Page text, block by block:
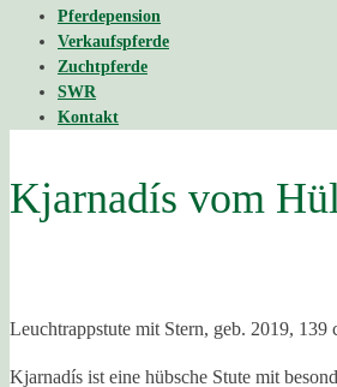
Pferdepension
Verkaufspferde
Zuchtpferde
SWR
Kontakt
Kjarnadís vom
Leuchtrappstute mit Stern, geb. 2019,
Kjarnadís ist eine hübsche Stute mit